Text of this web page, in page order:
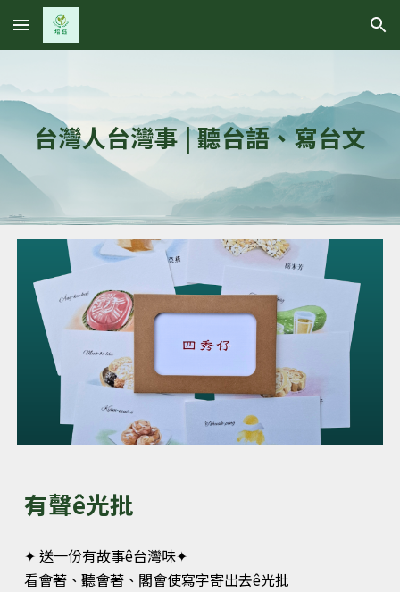
Skip to main content Skip to navigation
台灣人台灣事 | 聽台語、寫台文
有聲ê光批
✦ 送一份有故事ê台灣味✦
看會著、聽會著、閣會使寫字寄出去ê光批